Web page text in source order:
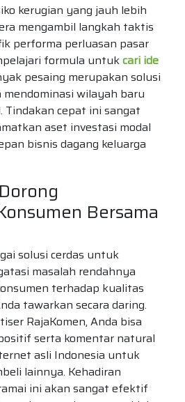
kerugian yang jauh lebih
mengambil langkah taktis
performa perluasan pasar
formula untukcari ide
pesaing merupakan solusi
wilayah baru
cepat ini sangat
aset investasi modal
bisnis dagang keluarga
Bersama
solusi cerdas untuk
masalah rendahnya
terhadap kualitas
tawarkan secara daring.
RajaKomen, Anda bisa
serta komentar natural
asli Indonesia untuk
lainnya. Kehadiran
ini akan sangat efektif